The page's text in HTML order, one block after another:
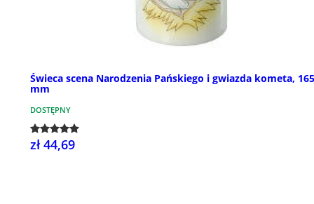
Świeca scena Narodzenia Pańskiego i gwiazda kometa,
mm
DOSTĘPNY
zł 44,69